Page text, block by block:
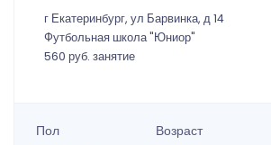
г Екатеринбург, ул Барвинка, д 14
Футбольная школа "Юниор"
560 руб. занятие
Пол Возраст